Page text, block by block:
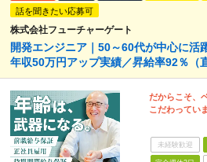
話を聞きたい応募可
株式会社フューチャーゲート
開発エンジニア｜50～60代が中心に活
年収50万円アップ実績／昇給率92％（
だからこそ、
こだわってい
未経験歓迎